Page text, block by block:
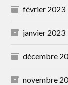
février 2023
janvier 2023
décembre
novembre